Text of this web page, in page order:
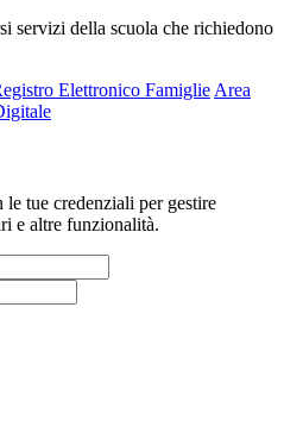
servizi della scuola che richiedono
Elettronico Famiglie Area
tue credenziali per gestire
e altre funzionalità.